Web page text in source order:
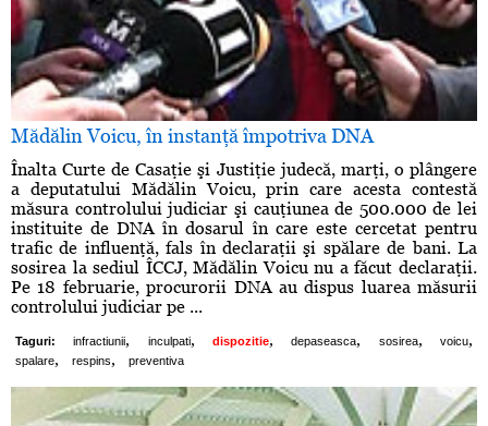
Mădălin Voicu, în instanţă împotriva DNA
Înalta Curte de Casaţie şi Justiţie judecă, marţi, o plângere
a deputatului Mădălin Voicu, prin care acesta contestă
măsura controlului judiciar şi cauţiunea de 500.000 de lei
instituite de DNA în dosarul în care este cercetat pentru
trafic de influenţă, fals în declaraţii şi spălare de bani. La
sosirea la sediul ÎCCJ, Mădălin Voicu nu a făcut declaraţii.
Pe 18 februarie, procurorii DNA au dispus luarea măsurii
controlului judiciar pe ...
Taguri: infractiunii, inculpati, dispozitie, depaseasca, sosirea, voicu,
spalare, respins, preventiva